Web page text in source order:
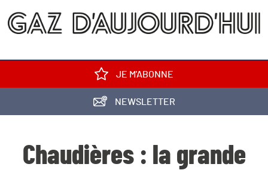
JE M'ABONNE
NEWSLETTER
Chaudières : la grande